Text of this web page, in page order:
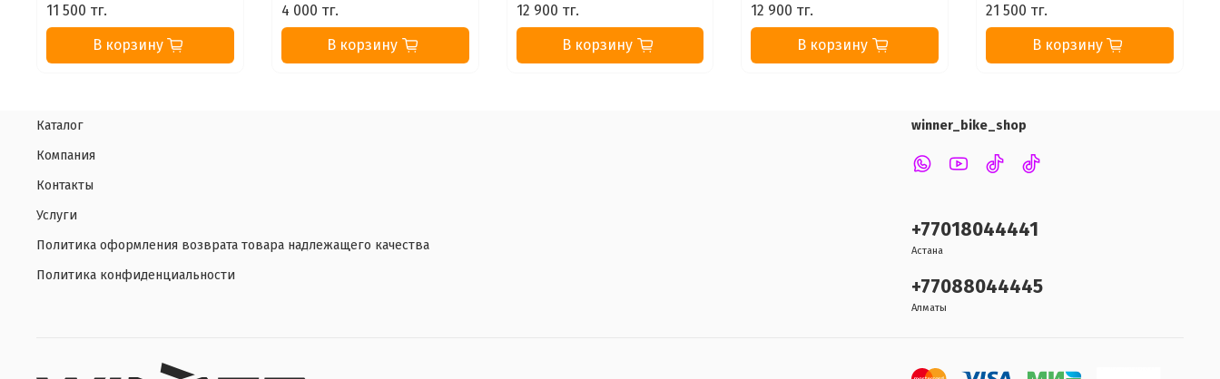
11 500 тг.
В корзину
4 000 тг.
В корзину
12 900 тг.
В корзину
12 900 тг.
В корзину
21 500 тг.
В корзину
Каталог
Компания
Контакты
Услуги
Политика оформления возврата товара надлежащего качества
Политика конфиденциальности
winner_bike_shop
+77018044441
Астана
+77088044445
Алматы